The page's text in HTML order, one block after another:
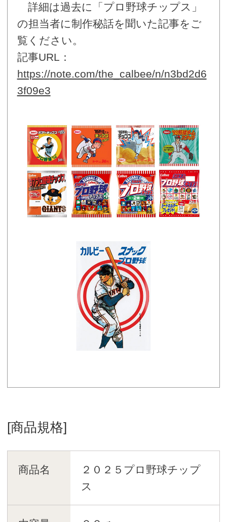
詳細は過去に「プロ野球チップス」
の担当者に制作秘話を聞いた記事をご
覧ください。
記事URL：
https://note.com/the_calbee/n/n3bd2d6
3f09e3
[商品規格]
商品名
２０２５プロ野球チップ
ス